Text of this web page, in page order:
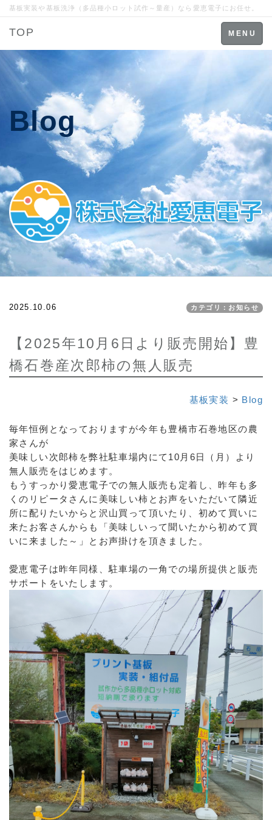
基板実装や基板洗浄（多品種小ロット試作～量産）なら愛恵電子にお任せ。
Toggle
navigation
MENU
TOP
Blog
2025.10.06 カテゴリ：お知らせ
【2025年10月6日より販売開始】豊
橋石巻産次郎柿の無人販売
基板実装 > Blog
毎年恒例となっておりますが今年も豊橋市石巻地区の農
家さんが
美味しい次郎柿を弊社駐車場内にて10月6日（月）より
無人販売をはじめます。
もうすっかり愛恵電子での無人販売も定着し、昨年も多
くのリピータさんに美味しい柿とお声をいただいて隣近
所に配りたいからと沢山買って頂いたり、初めて買いに
来たお客さんからも「美味しいって聞いたから初めて買
いに来ました～」とお声掛けを頂きました。
愛恵電子は昨年同様、駐車場の一角での場所提供と販売
サポートをいたします。